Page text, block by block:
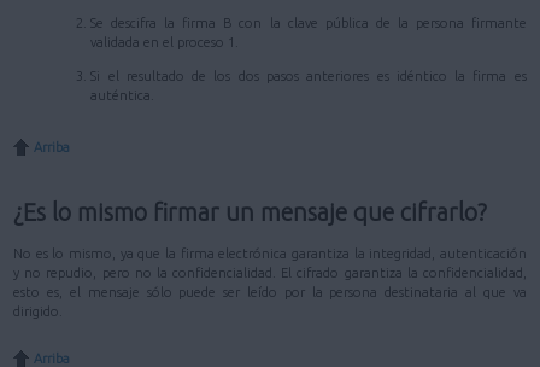
Se descifra la firma B con la clave pública de la persona firmante
validada en el proceso 1.
Si el resultado de los dos pasos anteriores es idéntico la firma es
auténtica.
Arriba
¿Es lo mismo firmar un mensaje que cifrarlo?
No es lo mismo, ya que la firma electrónica garantiza la integridad, autenticación
y no repudio, pero no la confidencialidad. El cifrado garantiza la confidencialidad,
esto es, el mensaje sólo puede ser leído por la persona destinataria al que va
dirigido.
Arriba